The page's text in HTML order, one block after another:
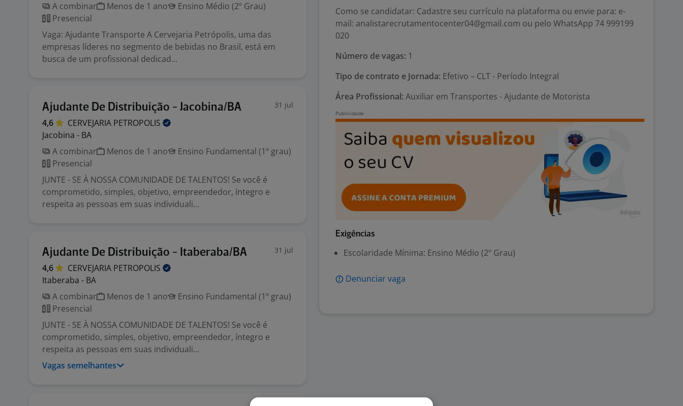
A combinar
Menos de 1 ano
Ensino Médio (2º Grau)
Presencial
Vaga: Ajudante Transporte A Cervejaria Petrópolis, uma das
empresas líderes no segmento de bebidas no Brasil, está em
busca de um profissional dedicad...
Ajudante De Distribuição - Jacobina/BA 31 jul
4,6 CERVEJARIA PETROPOLIS
Jacobina - BA
A combinar
Menos de 1 ano
Ensino Fundamental (1º grau)
Presencial
JUNTE - SE À NOSSA COMUNIDADE DE TALENTOS! Se você é
comprometido, simples, objetivo, empreendedor, íntegro e
respeita as pessoas em suas individuali...
Ajudante De Distribuição - Itaberaba/BA 31 jul
4,6 CERVEJARIA PETROPOLIS
Itaberaba - BA
A combinar
Menos de 1 ano
Ensino Fundamental (1º grau)
Presencial
JUNTE - SE À NOSSA COMUNIDADE DE TALENTOS! Se você é
comprometido, simples, objetivo, empreendedor, íntegro e
respeita as pessoas em suas individuali...
Vagas semelhantes
Como se candidatar: Cadastre seu currículo na plataforma ou envie para: e-
mail: analistarecrutamentocenter04@gmail.com ou pelo WhatsApp 74 999199
020
Número de vagas: 1
Tipo de contrato e Jornada: Efetivo – CLT - Período Integral
Área Profissional: Auxiliar em Transportes - Ajudante de Motorista
Exigências
Escolaridade Mínima: Ensino Médio (2º Grau)
Denunciar vaga